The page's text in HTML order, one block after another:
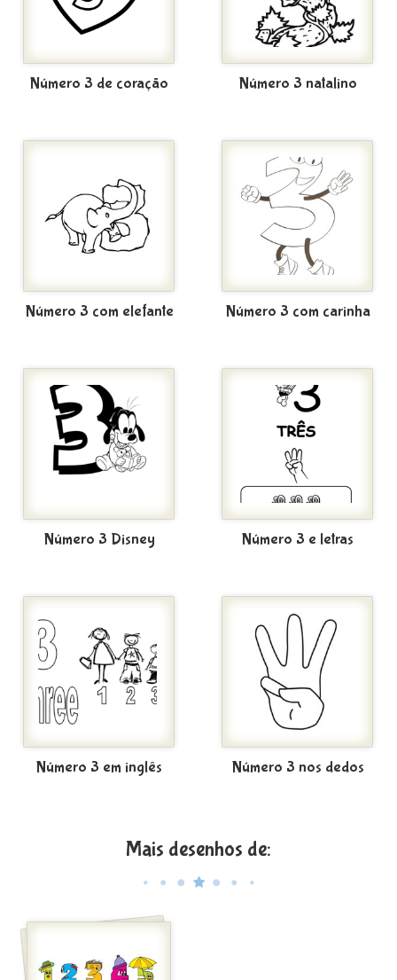
Número 3 de coração Número 3 natalino
Número 3 com elefante Número 3 com carinha
Número 3 Disney Número 3 e letras
Número 3 em inglês Número 3 nos dedos
Mais desenhos de: